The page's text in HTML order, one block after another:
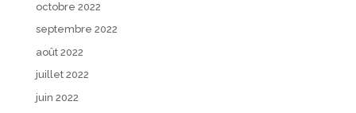
octobre 2022
septembre 2022
août 2022
juillet 2022
juin 2022